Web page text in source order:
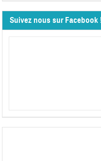
Suivez nous sur Facebook